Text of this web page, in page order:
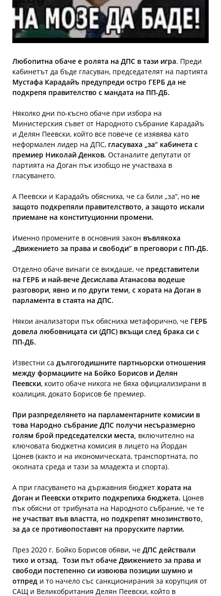
Любопитна обаче е ролята на ДПС в тази игра. Преди
кабинетът да бъде гласуван, председателят на партията
Мустафа Карадайъ предупреди остро ГЕРБ да не
подкрепя правителство с мандата на ПП-ДБ.
Няколко дни по-късно обаче при избора на
Министерския съвет от Народното събрание Карадайъ
и Делян Пеевски, който все повече се изявява като
неформален лидер на ДПС, гласуваха „за“ кабинета с
премиер Николай Денков. Останалите депутати от
партията на Доган пък изобщо не участваха в
гласуването.
А Пеевски и Карадайъ обясниха, че са били „за“, но не
защото подкрепяли правителството, а защото искали
приемане на конституционни промени.
Именно промените в основния закон въвлякоха
„Движението за права и свободи“ в преговори с ПП-ДБ.
Отделно обаче винаги се виждаше, че представители
на ГЕРБ и най-вече Десислава Атанасова водеше
разговори, явно и по други теми, с хората на Доган в
парламента в стаята на ДПС.
Някои анализатори пък обясниха метафорично, че ГЕРБ
довела любовницата си (ДПС) вкъщи след брака си с
ПП-ДБ.
Известни са дългогодишните партньорски отношения
между формациите на Бойко Борисов и Делян
Пеевски, които обаче никога не бяха официализирани в
коалиция, докато Борисов бе премиер.
При разпределянето на парламентарните комисии в
това Народно събрание ДПС получи несъразмерно
голям брой председателски места, включително на
ключовата бюджетна комисия в лицето на Йордан
Цонев (както и на икономическата, транспортната, по
околната среда и тази за младежта и спорта).
А при гласуването на държавния бюджет хората на
Доган и Пеевски открито подкрепиха бюджета. Цонев
пък обясни от трибуната на Народното събрание, че те
не участват във властта, но подкрепят мнозинството,
за да се противопоставят на проруските партии.
През 2020 г. Бойко Борисов обяви, че ДПС действали
тихо и отзад. Този път обаче Движението за права и
свободи постепенно си извоюва позиции шумно и
отпред и то начело със санкционирания за корупция от
САЩ и Великобритания Делян Пеевски, който в